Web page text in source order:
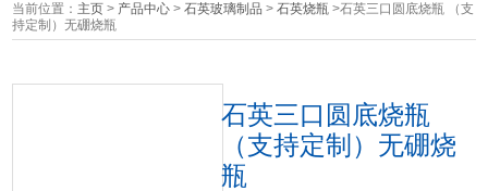
当前位置： 主页 > 产品中心 >石英玻璃制品 >石英烧瓶 >石英三口圆底烧瓶 （支
持定制）无硼烧瓶
石英三口圆底烧瓶
（支持定制）无硼烧
瓶